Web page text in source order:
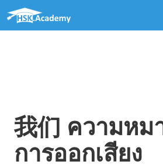
我们 ความหม
การออกเสียง